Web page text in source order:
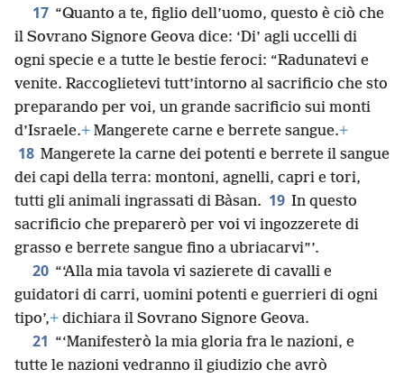
17 “Quanto a te, figlio dell’uomo, questo è ciò che
il Sovrano Signore Geova dice: ‘Di’ agli uccelli di
ogni specie e a tutte le bestie feroci: “Radunatevi e
venite. Raccoglietevi tutt’intorno al sacrificio che sto
preparando per voi, un grande sacrificio sui monti
d’Israele.+ Mangerete carne e berrete sangue.+
18 Mangerete la carne dei potenti e berrete il sangue
dei capi della terra: montoni, agnelli, capri e tori,
tutti gli animali ingrassati di Bàsan. 19 In questo
sacrificio che preparerò per voi vi ingozzerete di
grasso e berrete sangue fino a ubriacarvi”’.
20 “‘Alla mia tavola vi sazierete di cavalli e
guidatori di carri, uomini potenti e guerrieri di ogni
tipo’,+ dichiara il Sovrano Signore Geova.
21 “‘Manifesterò la mia gloria fra le nazioni, e
tutte le nazioni vedranno il giudizio che avrò